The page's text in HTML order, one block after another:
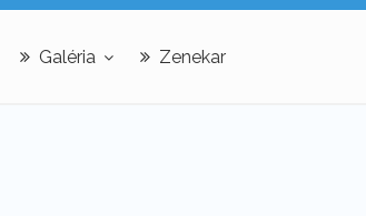
Galéria Zenekar